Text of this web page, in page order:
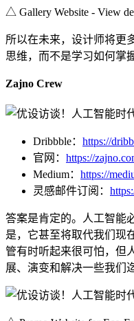
△ Gallery Website - View
所以在未来，设计师将更
思维，而不是学习如何掌
Zajno Crew
Dribbble： https://
官网： https://
Medium： https://
灵感邮件订阅：
答案是肯定的。人工智能
是，它甚至将取代我们现
管有时听起来很可怕，但
展、演变和解决一些我们